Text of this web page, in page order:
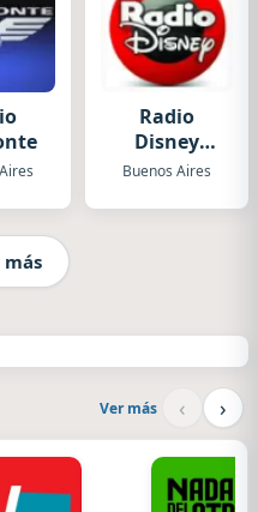
Radio
Disney
Argentina
Buenos Aires
Ver más ‹ ›